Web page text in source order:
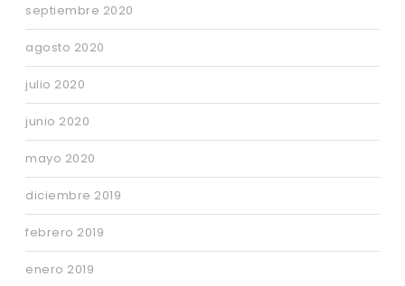
septiembre 2020
agosto 2020
julio 2020
junio 2020
mayo 2020
diciembre 2019
febrero 2019
enero 2019